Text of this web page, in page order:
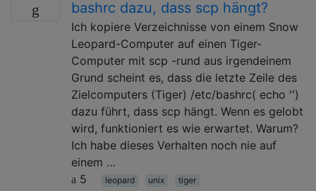
bashrc dazu, dass scp hängt?
Ich kopiere Verzeichnisse von einem Snow
Leopard-Computer auf einen Tiger-
Computer mit scp -rund aus irgendeinem
Grund scheint es, dass die letzte Zeile des
Zielcomputers (Tiger) /etc/bashrc( echo '')
dazu führt, dass scp hängt. Wenn es gelobt
wird, funktioniert es wie erwartet. Warum?
Ich habe dieses Verhalten noch nie auf
einem …
5
leopard unix tiger